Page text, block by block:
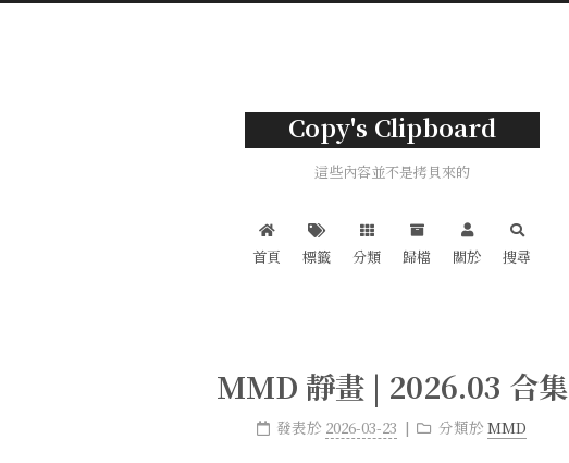
Copy's Clipboard
這些內容並不是拷貝來的
首頁 標籤 分類 歸檔 關於 搜尋
MMD 靜畫 | 2026.03 合集
發表於 2026-03-23 分類於 MMD